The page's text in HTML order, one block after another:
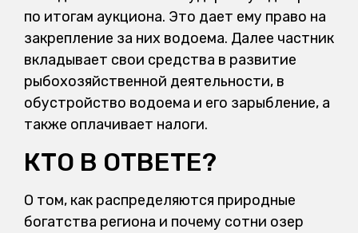
по итогам аукциона. Это дает ему право на
закрепление за них водоема. Далее частник
вкладывает свои средства в развитие
рыбохозяйственной деятельности, в
обустройство водоема и его зарыбление, а
также оплачивает налоги.
КТО В ОТВЕТЕ?
О том, как распределяются природные
богатства региона и почему сотни озер